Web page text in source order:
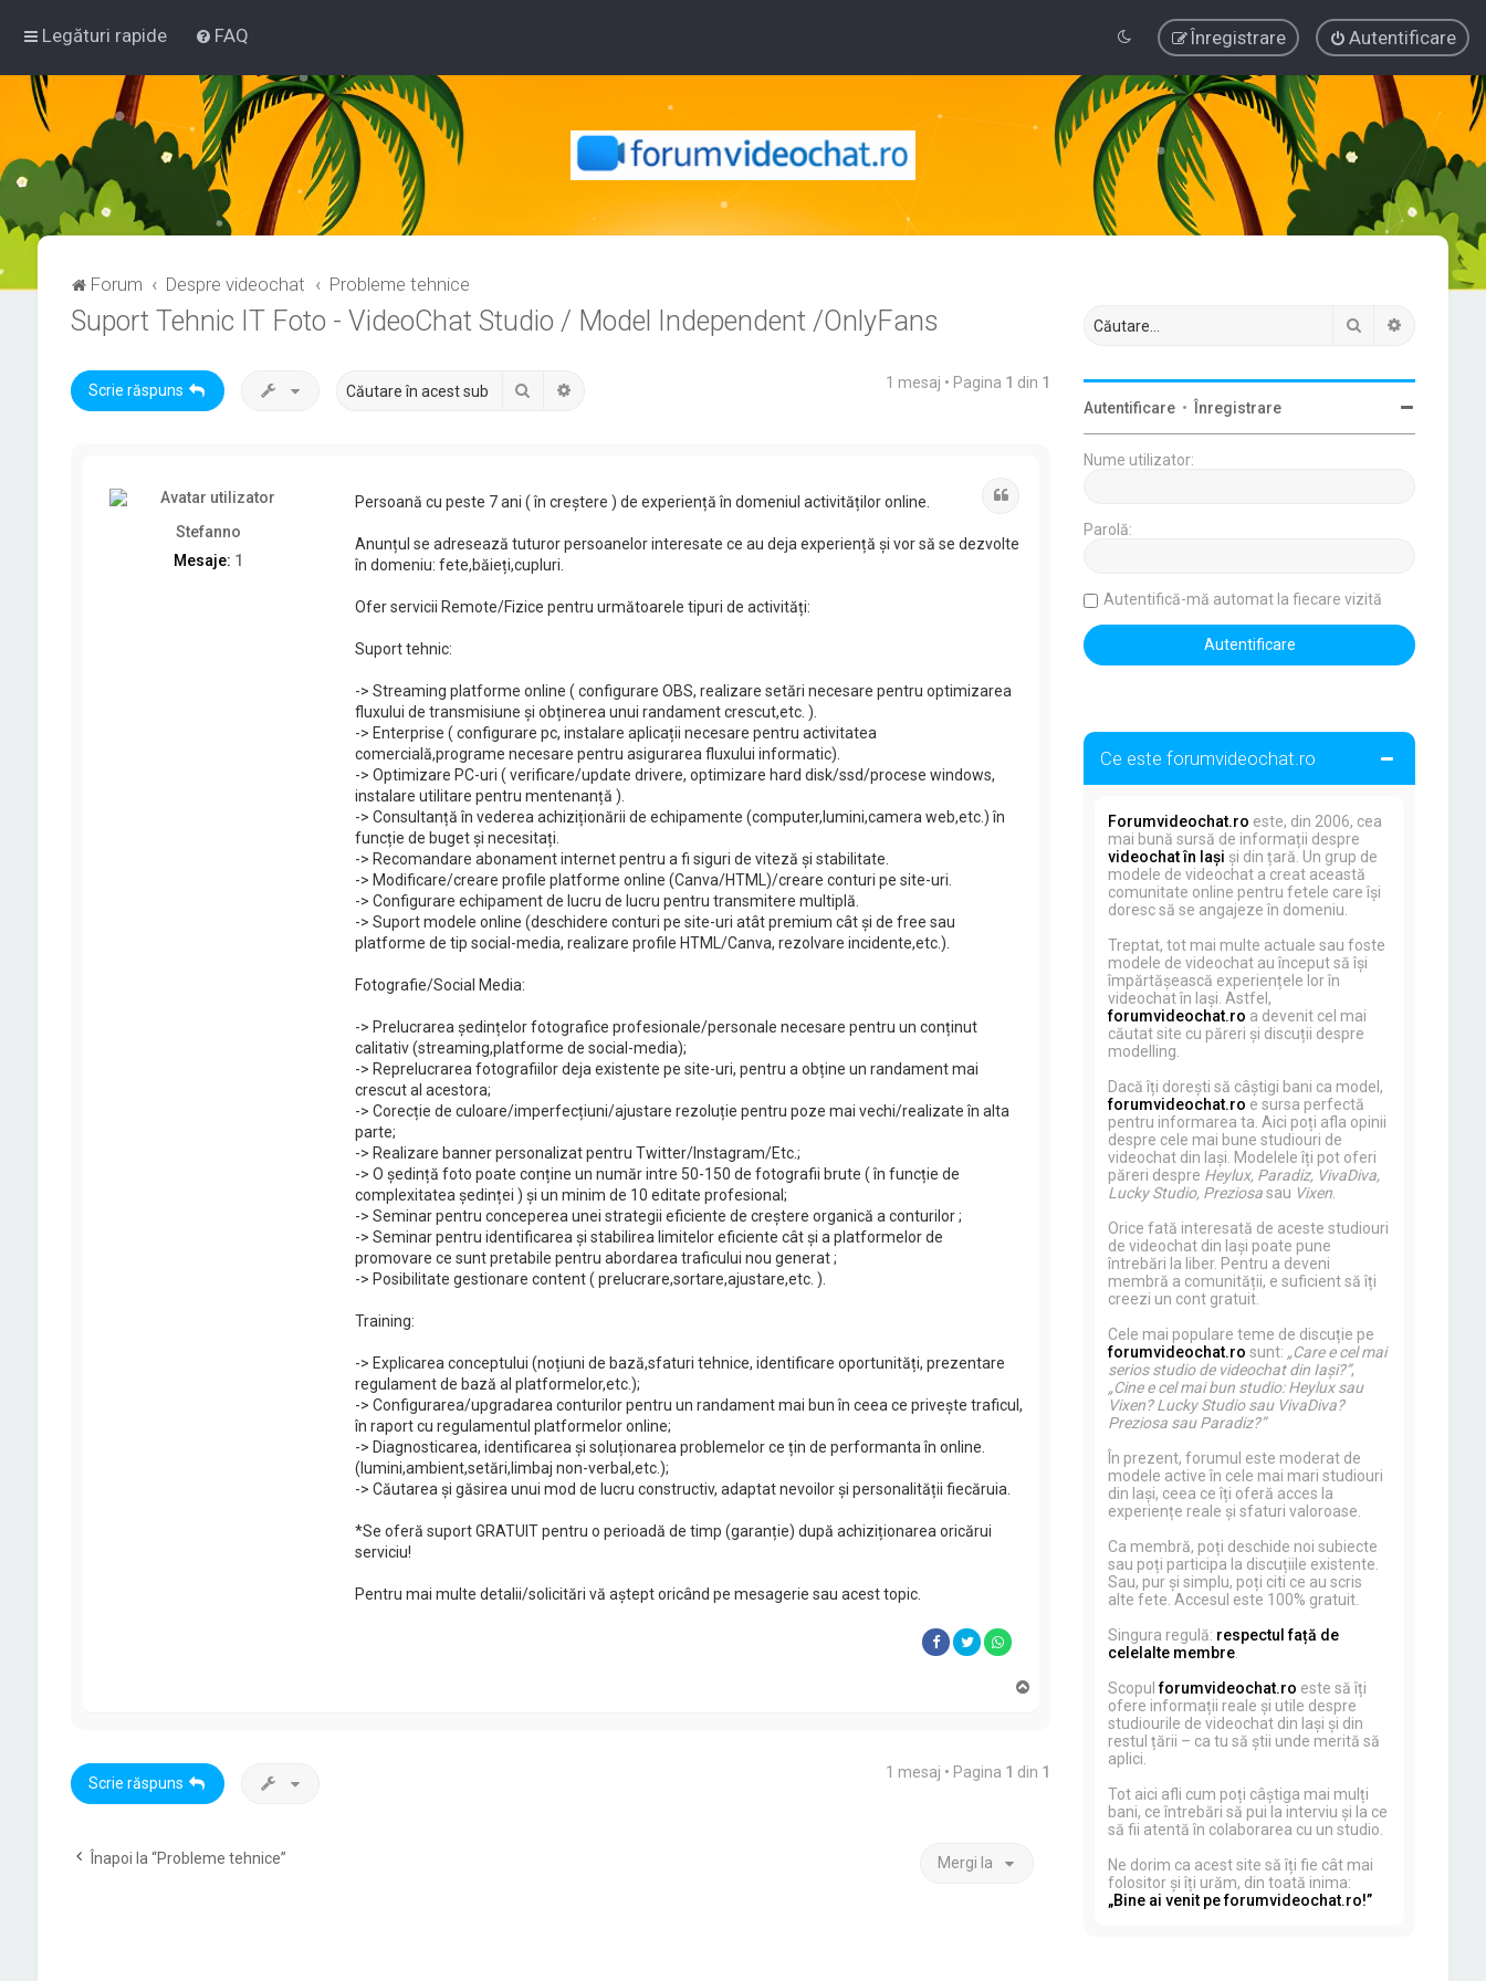
Legături rapide FAQ Autentificare
Înregistrare
Forum Despre videochat Probleme tehnice
Suport Tehnic IT Foto - VideoChat Studio / Model Independent /OnlyFans
Scrie răspuns Căutare 1 mesaj • Pagina 1 din 1
Stefanno
Mesaje: 1
Persoană cu peste 7 ani ( în creștere ) de experiență în domeniul activităților online.
Anunțul se adresează tuturor persoanelor interesate ce au deja experiență și vor să se dezvolte
în domeniu: fete,băieți,cupluri.
Ofer servicii Remote/Fizice pentru următoarele tipuri de activități:
Suport tehnic:
-> Streaming platforme online ( configurare OBS, realizare setări necesare pentru optimizarea
fluxului de transmisiune și obținerea unui randament crescut,etc. ).
-> Enterprise ( configurare pc, instalare aplicații necesare pentru activitatea
comercială,programe necesare pentru asigurarea fluxului informatic).
-> Optimizare PC-uri ( verificare/update drivere, optimizare hard disk/ssd/procese windows,
instalare utilitare pentru mentenanță ).
-> Consultanță în vederea achiziționării de echipamente (computer,lumini,camera web,etc.) în
funcție de buget și necesitați.
-> Recomandare abonament internet pentru a fi siguri de viteză și stabilitate.
-> Modificare/creare profile platforme online (Canva/HTML)/creare conturi pe site-uri.
-> Configurare echipament de lucru de lucru pentru transmitere multiplă.
-> Suport modele online (deschidere conturi pe site-uri atât premium cât și de free sau
platforme de tip social-media, realizare profile HTML/Canva, rezolvare incidente,etc.).
Fotografie/Social Media:
-> Prelucrarea ședințelor fotografice profesionale/personale necesare pentru un conținut
calitativ (streaming,platforme de social-media);
-> Reprelucrarea fotografiilor deja existente pe site-uri, pentru a obține un randament mai
crescut al acestora;
-> Corecție de culoare/imperfecțiuni/ajustare rezoluție pentru poze mai vechi/realizate în alta
parte;
-> Realizare banner personalizat pentru Twitter/Instagram/Etc.;
-> O ședință foto poate conține un număr intre 50-150 de fotografii brute ( în funcție de
complexitatea ședinței ) și un minim de 10 editate profesional;
-> Seminar pentru conceperea unei strategii eficiente de creștere organică a conturilor ;
-> Seminar pentru identificarea și stabilirea limitelor eficiente cât și a platformelor de
promovare ce sunt pretabile pentru abordarea traficului nou generat ;
-> Posibilitate gestionare content ( prelucrare,sortare,ajustare,etc. ).
Training:
-> Explicarea conceptului (noțiuni de bază,sfaturi tehnice, identificare oportunități, prezentare
regulament de bază al platformelor,etc.);
-> Configurarea/upgradarea conturilor pentru un randament mai bun în ceea ce privește traficul,
în raport cu regulamentul platformelor online;
-> Diagnosticarea, identificarea și soluționarea problemelor ce țin de performanta în online.
(lumini,ambient,setări,limbaj non-verbal,etc.);
-> Căutarea și găsirea unui mod de lucru constructiv, adaptat nevoilor și personalității fiecăruia.
*Se oferă suport GRATUIT pentru o perioadă de timp (garanție) după achiziționarea oricărui
serviciu!
Pentru mai multe detalii/solicitări vă aștept oricând pe mesagerie sau acest topic.
Scrie răspuns
1 mesaj • Pagina 1 din 1
Înapoi la “Probleme tehnice” Mergi la
Căutare
Autentificare • Înregistrare
Nume utilizator:
Parolă:
Autentifică-mă automat la fiecare vizită
Ce este forumvideochat.ro
Forumvideochat.ro este, din 2006, cea
mai bună sursă de informații despre
videochat în Iași și din țară. Un grup de
modele de videochat a creat această
comunitate online pentru fetele care își
doresc să se angajeze în domeniu.
Treptat, tot mai multe actuale sau foste
modele de videochat au început să își
împărtășească experiențele lor în
videochat în Iași. Astfel,
forumvideochat.ro a devenit cel mai
căutat site cu păreri și discuții despre
modelling.
Dacă îți dorești să câștigi bani ca model,
forumvideochat.ro e sursa perfectă
pentru informarea ta. Aici poți afla opinii
despre cele mai bune studiouri de
videochat din Iași. Modelele îți pot oferi
păreri despre Heylux, Paradiz, VivaDiva,
Lucky Studio, Preziosasau Vixen
Orice fată interesată de aceste studiouri
de videochat din Iași poate pune
întrebări la liber. Pentru a deveni
membră a comunității, e suficient să îți
creezi un cont gratuit.
Cele mai populare teme de discuție pe
forumvideochat.ro sunt: „Care e cel mai
serios studio de videochat din Iași?”,
„Cine e cel mai bun studio: Heylux sau
Vixen? Lucky Studio sau VivaDiva?
Preziosa sau Paradiz?”
În prezent, forumul este moderat de
modele active în cele mai mari studiouri
din Iași, ceea ce îți oferă acces la
experiențe reale și sfaturi valoroase.
Ca membră, poți deschide noi subiecte
sau poți participa la discuțiile existente.
Sau, pur și simplu, poți citi ce au scris
alte fete. Accesul este 100% gratuit.
Singura regulă: respectul față de
celelalte membre
Scopulforumvideochat.ro este să îți
ofere informații reale și utile despre
studiourile de videochat din Iași și din
restul țării – ca tu să știi unde merită să
aplici.
Tot aici afli cum poți câștiga mai mulți
bani, ce întrebări să pui la interviu și la ce
să fii atentă în colaborarea cu un studio.
Ne dorim ca acest site să îți fie cât mai
folositor și îți urăm, din toată inima:
„Bine ai venit pe forumvideochat.ro!”